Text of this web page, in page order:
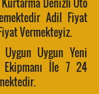
Adil Fiyat
Vermekteyiz.
Uygun Yeni
İle 7 24